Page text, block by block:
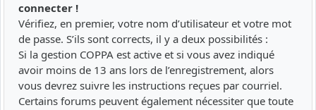
connecter !
Vérifiez, en premier, votre nom d’utilisateur et votre mot
de passe. S’ils sont corrects, il y a deux possibilités :
Si la gestion COPPA est active et si vous avez indiqué
avoir moins de 13 ans lors de l’enregistrement, alors
vous devrez suivre les instructions reçues par courriel.
Certains forums peuvent également nécessiter que toute